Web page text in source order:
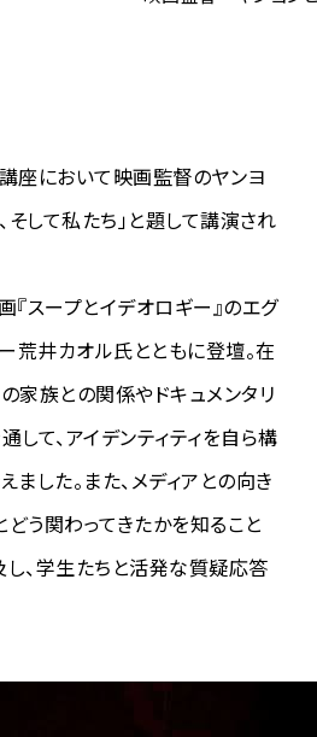
座において映画監督のヤンヨ
そして私たち」と題して講演され
『スープとイデオロギー』のエグ
ー荒井カオル氏とともに登壇。在
家族との関係やドキュメンタリ
して、アイデンティティを自ら構
した。また、メディアとの向き
う関わってきたかを知ること
、学生たちと活発な質疑応答